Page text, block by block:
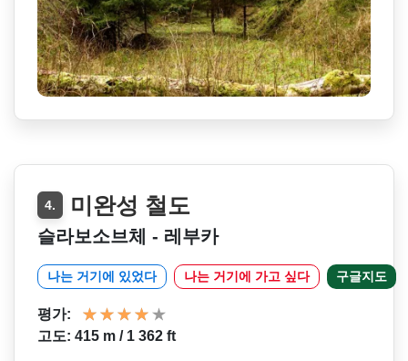
4. 미완성 철도
슬라보소브체 - 레부카
나는 거기에 있었다 나는 거기에 가고 싶다 구글지도
평가:
고도: 415 m / 1 362 ft